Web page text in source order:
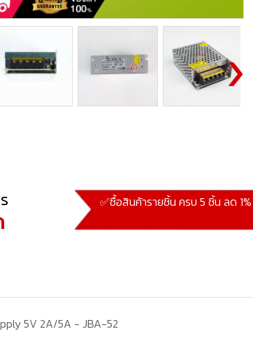
✅ซื้อสินค้ารายชิ้น ครบ 5 ชิ้น ลด
5V 2A/5A - JBA-52